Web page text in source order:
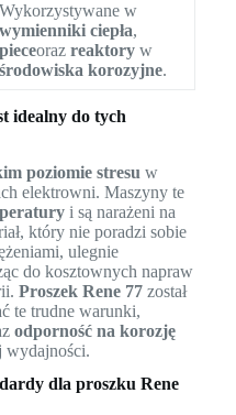
Wykorzystywane w
wymienniki ciepła,
pieceoraz reaktoryw
środowiska korozyjne.
idealny do tych
poziomie stresu w
elektrowni. Maszyny te
i są narażeni na
który nie poradzi sobie
ulegnie
do kosztownych napraw
Proszek Rene 77został
te trudne warunki,
odporność na korozję
wydajności.
dla proszku Rene